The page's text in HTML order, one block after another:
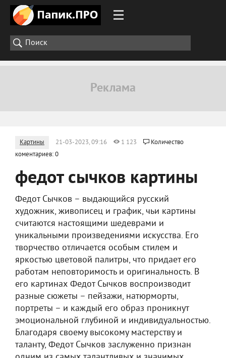
Картины 21-03-2023, 09:16 1 123
Количество
коментариев: 0
федот сычков картины
Федот Сычков – выдающийся русский
художник, живописец и график, чьи картины
считаются настоящими шедеврами и
уникальными произведениями искусства. Его
творчество отличается особым стилем и
яркостью цветовой палитры, что придает его
работам неповторимость и оригинальность. В
его картинах Федот Сычков воспроизводит
разные сюжеты – пейзажи, натюрморты,
портреты – и каждый его образ проникнут
эмоциональной глубиной и индивидуальностью.
Благодаря своему высокому мастерству и
таланту, Федот Сычков заслуженно признан